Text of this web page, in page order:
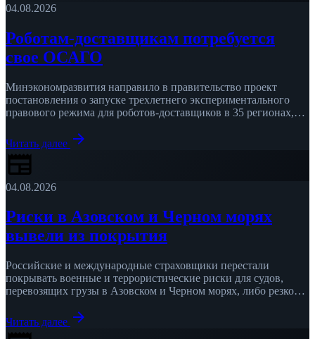
04.08.2026
Роботам-доставщикам потребуется
свое ОСАГО
Минэкономразвития направило в правительство проект
постановления о запуске трехлетнего экспериментального
правового режима для роботов-доставщиков в 35 регионах,
документом. Роботам …
Читать далее arrow_forward
newspaper
04.08.2026
Риски в Азовском и Черном морях
вывели из покрытия
Российские и международные страховщики перестали
покрывать военные и террористические риски для судов,
перевозящих грузы в Азовском и Черном морях, либо резко
Читать далее arrow_forward